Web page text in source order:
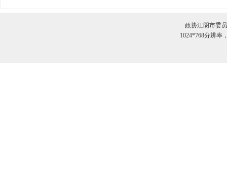
政协江阴市委
1024*768分辨率